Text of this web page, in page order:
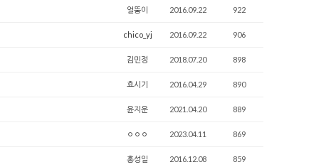
얼뚱이 2016.09.22 922
chico_yj 2016.09.22 906
김민정 2018.07.20 898
효시기 2016.04.29 890
윤지운 2021.04.20 889
ㅇㅇㅇ 2023.04.11 869
홍성일 2016.12.08 859